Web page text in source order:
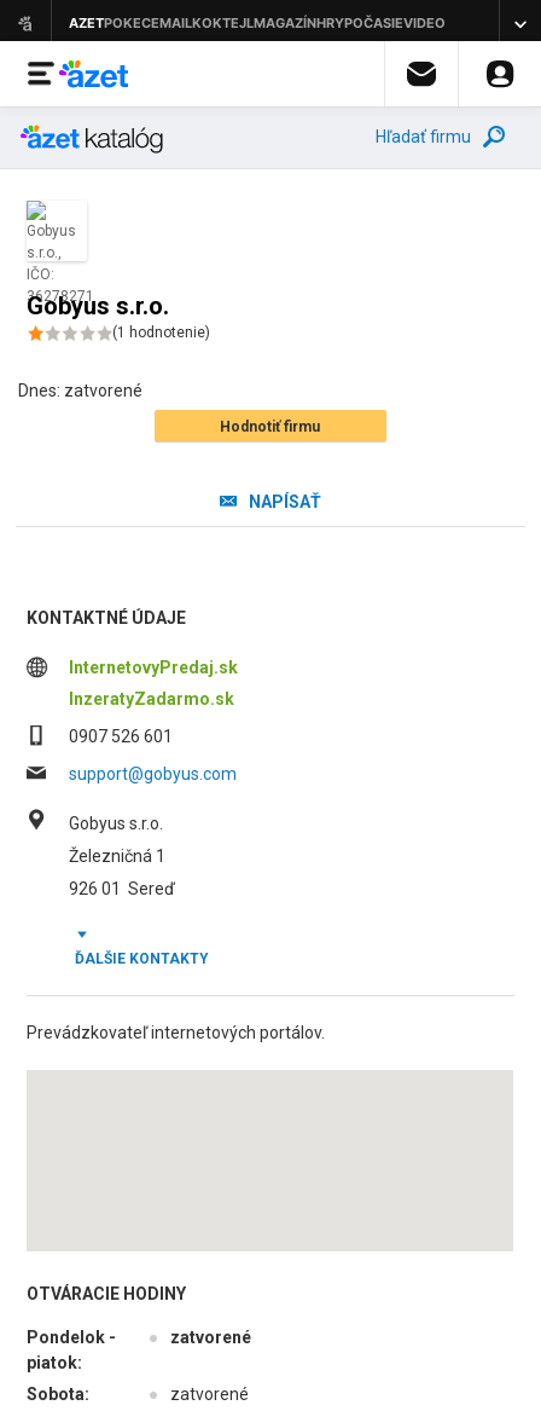
Hľadať firmu
Gobyus s.r.o.
(1 hodnotenie)
Dnes: zatvorené
Hodnotiť firmu
NAPÍSAŤ
KONTAKTNÉ ÚDAJE
InternetovyPredaj.sk
InzeratyZadarmo.sk
0907 526 601
support@gobyus.com
Gobyus s.r.o.
Železničná 1
926 01 Sereď
ĎALŠIE KONTAKTY
Prevádzkovateľ internetových portálov.
OTVÁRACIE HODINY
Pondelok -
piatok:
● zatvorené
Sobota: ●
zatvorené